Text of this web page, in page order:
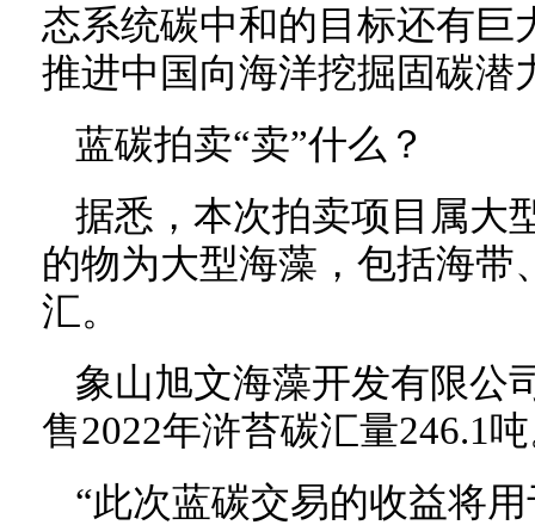
态系统碳中和的目标还有巨
推进中国向海洋挖掘固碳潜
蓝碳拍卖“卖”什么？
据悉，本次拍卖项目属大
的物为大型海藻，包括海带
汇。
象山旭文海藻开发有限公
售2022年浒苔碳汇量246.1
“此次蓝碳交易的收益将